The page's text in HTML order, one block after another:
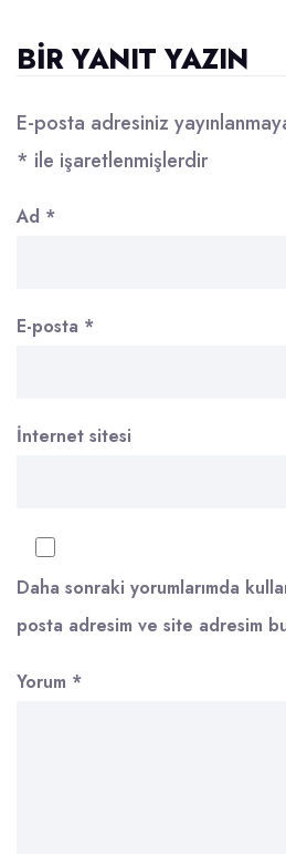
BIR YANIT YAZIN
E-posta adresiniz
* ile işaretlenmişlerdir
Ad *
E-posta *
İnternet sitesi
Daha sonraki yorumlarımda
posta adresim ve site adresim
Yorum *